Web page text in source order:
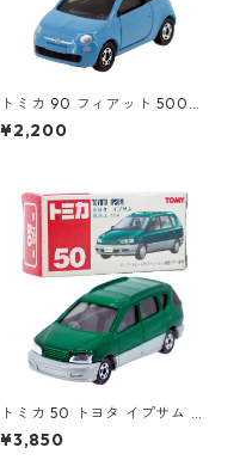
トミカ 90 フィアット 500
（初回特別カラー）#1047108
0
¥2,200
トミカ 50 トヨタ イプサム #1
0306672
¥3,850